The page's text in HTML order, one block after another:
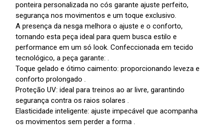
ponteira personalizada no cós garante ajuste perfeito,
segurança nos movimentos e um toque exclusivo.
A presença da nesga melhora o ajuste e o conforto,
tornando esta peça ideal para quem busca estilo e
performance em um só look. Confeccionada em tecido
tecnológico, a peça garante: .
Toque gelado e ótimo caimento: proporcionando leveza e
conforto prolongado .
Proteção UV: ideal para treinos ao ar livre, garantindo
segurança contra os raios solares .
Elasticidade inteligente: ajuste impecável que acompanha
os movimentos sem perder a forma .